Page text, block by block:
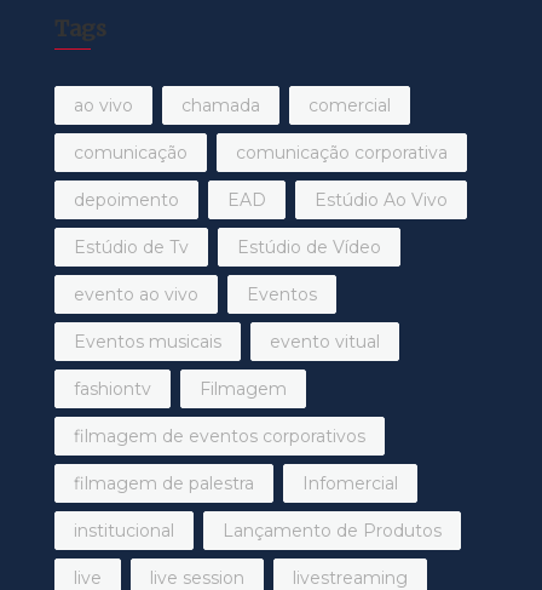
Tags
ao vivo chamada comercial
comunicação comunicação corporativa
depoimento EAD Estúdio Ao Vivo
Estúdio de Tv Estúdio de Vídeo
evento ao vivo Eventos
Eventos musicais evento vitual
fashiontv Filmagem
filmagem de eventos corporativos
filmagem de palestra Infomercial
institucional Lançamento de Produtos
live live session livestreaming